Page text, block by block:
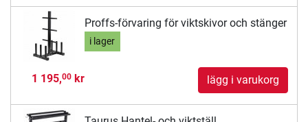
Proffs-förvaring för viktskivor och stänger
i lager
1 195,00kr lägg i varukorg